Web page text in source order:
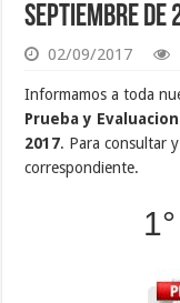
Septiembre de
02/09/2017
Informamos a toda
Prueba y
2017. Para consultar
correspondiente.